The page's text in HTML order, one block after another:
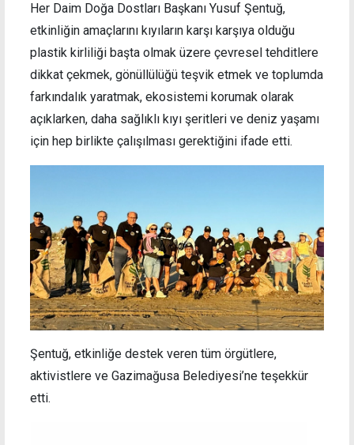
Her Daim Doğa Dostları Başkanı Yusuf Şentuğ,
etkinliğin amaçlarını kıyıların karşı karşıya olduğu
plastik kirliliği başta olmak üzere çevresel tehditlere
dikkat çekmek, gönüllülüğü teşvik etmek ve toplumda
farkındalık yaratmak, ekosistemi korumak olarak
açıklarken, daha sağlıklı kıyı şeritleri ve deniz yaşamı
için hep birlikte çalışılması gerektiğini ifade etti.
Şentuğ, etkinliğe destek veren tüm örgütlere,
aktivistlere ve Gazimağusa Belediyesi’ne teşekkür
etti.